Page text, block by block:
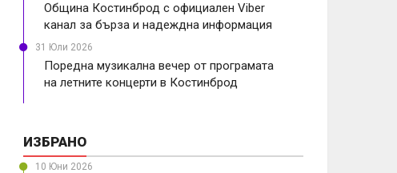
Община Костинброд с официален Viber
канал за бърза и надеждна информация
31 Юли 2026
Поредна музикална вечер от програмата
на летните концерти в Костинброд
ИЗБРАНО
10 Юни 2026